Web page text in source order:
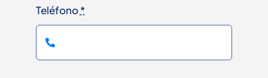
Teléfono*